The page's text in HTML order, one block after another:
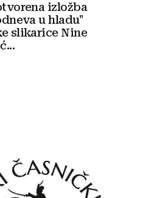
izložba
u hladu"
slikarice Nine